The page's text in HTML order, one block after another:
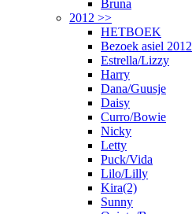
Bruna
2012 >>
HETBOEK
Bezoek asiel 2012
Estrella/Lizzy
Harry
Dana/Guusje
Daisy
Curro/Bowie
Nicky
Letty
Puck/Vida
Lilo/Lilly
Kira(2)
Sunny